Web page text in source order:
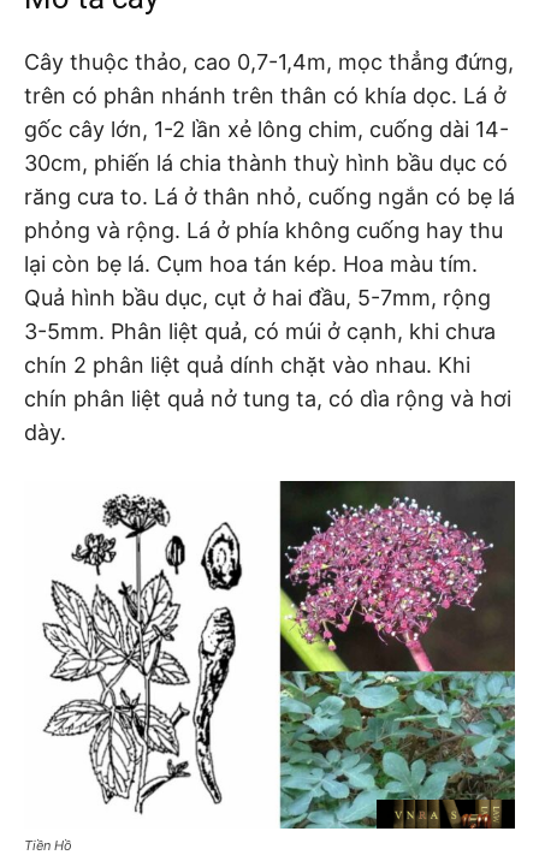
Cây thuộc thảo, cao 0,7-1,4m, mọc thẳng đứng,
trên có phân nhánh trên thân có khía dọc. Lá ở
gốc cây lớn, 1-2 lần xẻ lông chim, cuống dài 14-
30cm, phiến lá chia thành thuỳ hình bầu dục có
răng cưa to. Lá ở thân nhỏ, cuống ngắn có bẹ lá
phỏng và rộng. Lá ở phía không cuống hay thu
lại còn bẹ lá. Cụm hoa tán kép. Hoa màu tím.
Quả hình bầu dục, cụt ở hai đầu, 5-7mm, rộng
3-5mm. Phân liệt quả, có múi ở cạnh, khi chưa
chín 2 phân liệt quả dính chặt vào nhau. Khi
chín phân liệt quả nở tung ta, có dìa rộng và hơi
dày.
Tiền Hồ